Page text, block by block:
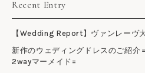
Recent Entry
【Wedding Report】ヴァンレーヴ
新作のウェディングドレスのご紹介
2wayマーメイド=